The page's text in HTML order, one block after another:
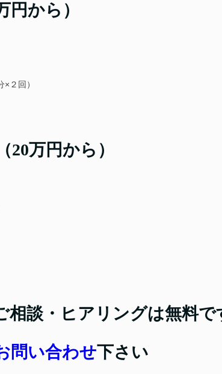
から）
２回）
万円から）
相談・ヒアリングは無料で
問い合わせ下さい